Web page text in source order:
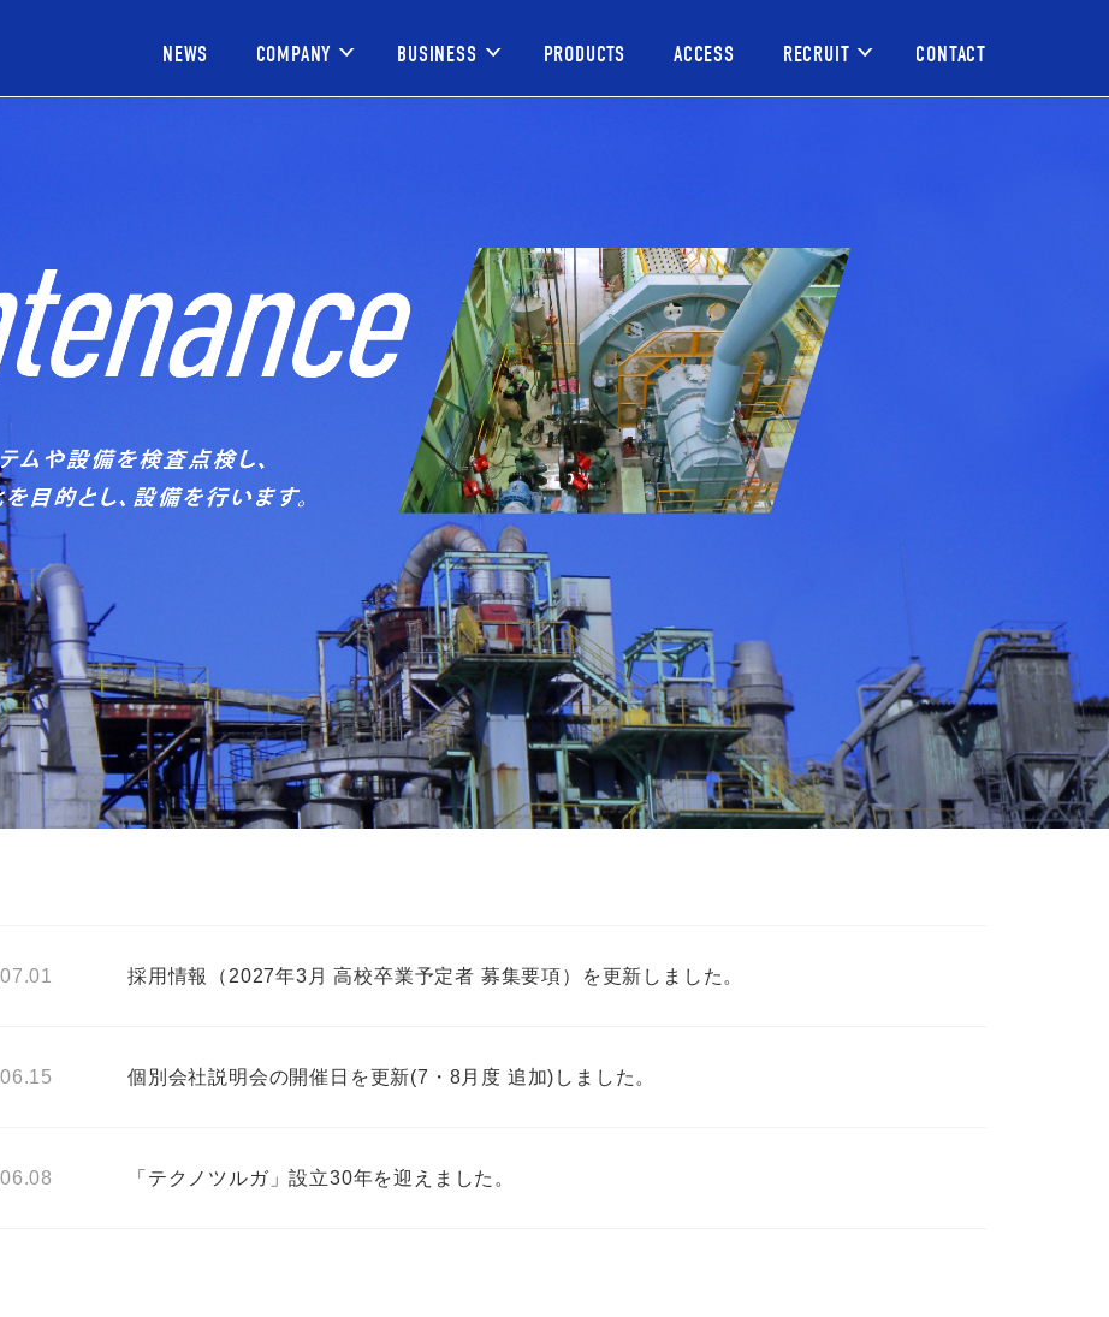
NEWS COMPANY BUSINESS PRODUCTS ACCESS RECRUIT CONTACT
採用情報（2027年3月 高校卒業予定者 募集要項）を更新しました。
個別会社説明会の開催日を更新(7・8月度 追加)しました。
「テクノツルガ」設立30年を迎えました。